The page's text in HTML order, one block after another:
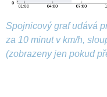
Spojnicový graf udává
za 10 minut v km/h,
(zobrazeny jen pokud